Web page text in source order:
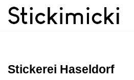
Stickerei Haseldorf